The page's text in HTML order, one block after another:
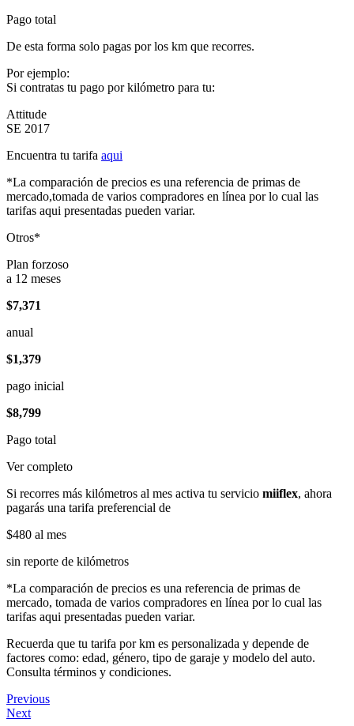
Pago total
De esta forma solo pagas por los km que recorres.
Por ejemplo:
Si contratas tu pago por kilómetro para tu:
Attitude
SE 2017
Encuentra tu tarifa aqui
*La comparación de precios es una referencia de primas de
mercado,tomada de varios compradores en línea por lo cual las
tarifas aqui presentadas pueden variar.
Otros*
Plan forzoso
a 12 meses
$7,371
anual
$1,379
pago inicial
$8,799
Pago total
Ver completo
Si recorres más kilómetros al mes activa tu servicio miiflex, ahora
pagarás una tarifa preferencial de
$480 al mes
sin reporte de kilómetros
*La comparación de precios es una referencia de primas de
mercado, tomada de varios compradores en línea por lo cual las
tarifas aqui presentadas pueden variar.
Recuerda que tu tarifa por km es personalizada y depende de
factores como: edad, género, tipo de garaje y modelo del auto.
Consulta términos y condiciones.
Previous
Next